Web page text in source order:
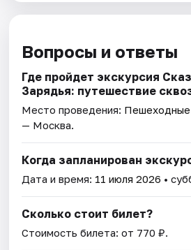
Вопросы и ответы
Где пройдет экскурсия
Зарядья: путешествие
Место проведения: Пешеходные
— Москва.
Когда запланирован
Дата и время: 11 июля 2026 •
Сколько стоит билет?
Стоимость билета: от 770 ₽.